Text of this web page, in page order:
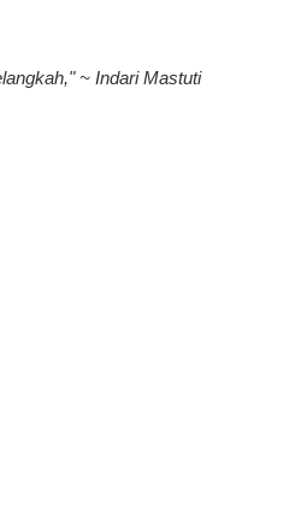
~ Indari Mastuti